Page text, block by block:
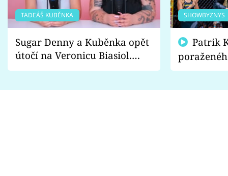
TADEÁŠ KUBĚNKA
Sugar Denny a Kuběnka opět
útočí na Veronicu Biasiol.
Proč je podle nich falešná a
SHOWBYZNYS
fanoušci